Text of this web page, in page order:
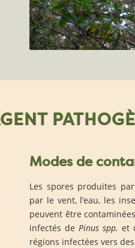
Modes de
Les spores produites par
par le vent, l’eau, les
peuvent être
infectés dePinus spp. et
régions infectées vers